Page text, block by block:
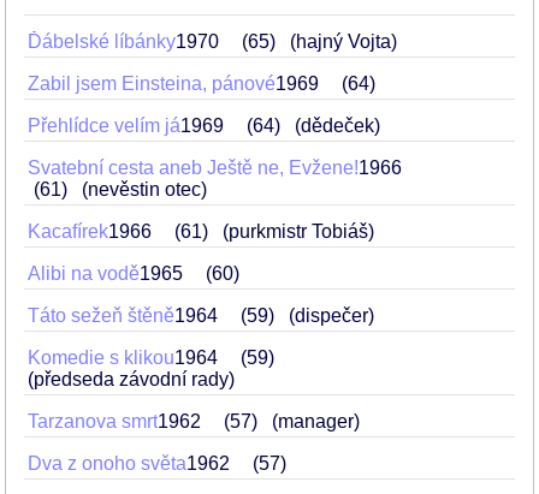
Ďábelské líbánky1970 65 (hajný Vojta)
Zabil jsem Einsteina, pánové1969 64
Přehlídce velím já1969 64 (dědeček)
Svatební cesta aneb Ještě ne, Evžene!1966
61
(nevěstin otec)
Kacafírek1966 61 (purkmistr Tobiáš)
Alibi na vodě1965 60
Táto sežeň štěně1964 59 (dispečer)
Komedie s klikou1964
59
(předseda závodní rady)
Tarzanova smrt1962 57 (manager)
Dva z onoho světa1962 57